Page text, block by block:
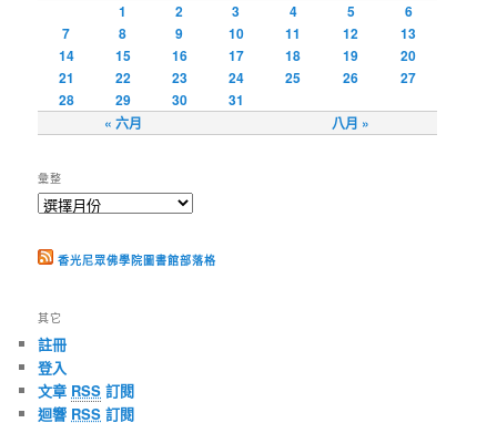
« 六月 八月 »
1 2 3 4 5
6
7
8 9 10 11 12
13
14
15 16 17 18 19
20
21
22 23 24 25 26
27
28
29 30 31
彙整
香光尼眾佛學院圖書館部落格
其它
註冊
登入
文章 RSS 訂閱
迴響 RSS 訂閱